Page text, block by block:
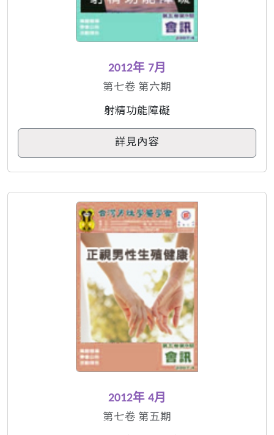
2012年 7月
第七卷 第六期
射精功能障礙
詳見內容
2012年 4月
第七卷 第五期